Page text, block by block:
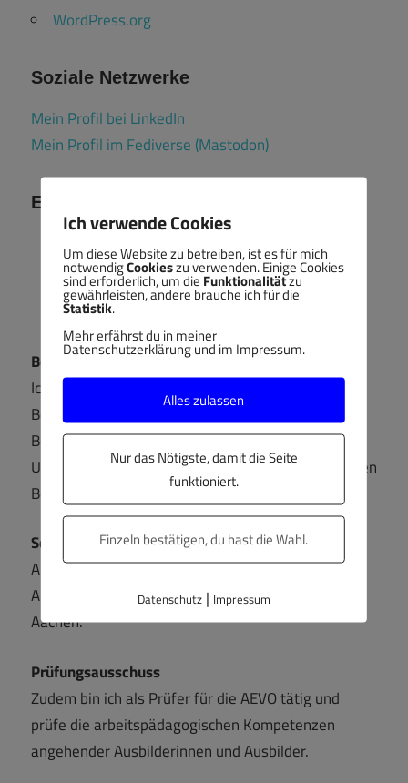
WordPress.org
Soziale Netzwerke
Mein Profil bei LinkedIn
Mein Profil im Fediverse (Mastodon)
Ehrenamt
Berufsbildungsausschuss
Ich bin ehrenamtliches Mitglied im
Berufsbildungsausschuss der IHK Aachen und im
Berufsbildungsausschuss des Landesamts für
Umwelt und Naturschutz (für die umwelttechnischen
Berufe). Jeweils für die Arbeitgeberseite.
Schlichtungsausschuss
Außerdem bin ich berufener Schlichter der
Arbeitgeber im Schlichtungsausschuss der IHK
Aachen.
Prüfungsausschuss
Zudem bin ich als Prüfer für die AEVO tätig und
prüfe die arbeitspädagogischen Kompetenzen
angehender Ausbilderinnen und Ausbilder.
Ich verwende Cookies
Um diese Website zu betreiben, ist es für mich
notwendigCookieszu verwenden. Einige Cookies
sind erforderlich, um dieFunktionalitätzu
gewährleisten, andere brauche ich für die
Statistik.
Mehr erfährst du in meiner
Datenschutzerklärung und im Impressum.
Alles zulassen
Nur das Nötigste, damit die Seite
funktioniert.
Einzeln bestätigen, du hast die Wahl.
Datenschutz| Impressum